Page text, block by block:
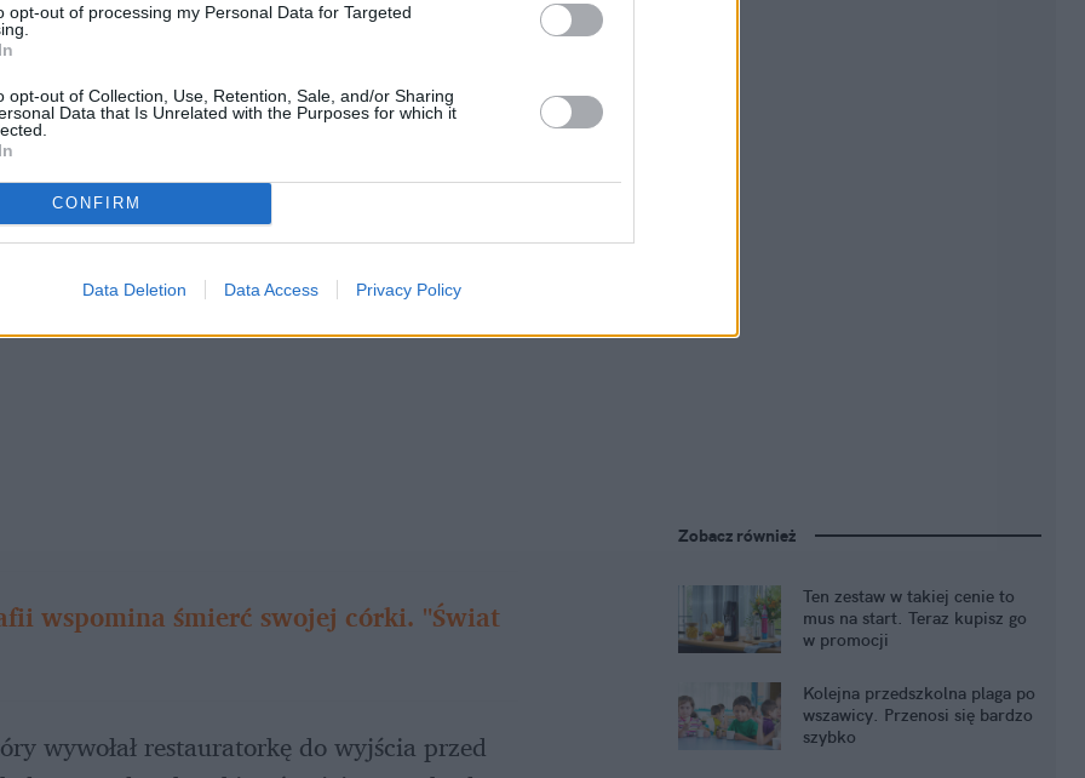
opt-out of processing my Personal Data for Targeted
opt-out of Collection, Use, Retention, Sale, and/or Sharing
Data that Is Unrelated with the Purposes for which it
CONFIRM
Data Deletion Data Access Privacy Policy
wspomina śmierć swojej córki. "Świat
wywołał restauratorkę do wyjścia przed
Zobacz również
Ten zestaw w takiej cenie to
mus na start. Teraz kupisz go
w promocji
Kolejna przedszkolna plaga po
wszawicy. Przenosi się bardzo
szybko